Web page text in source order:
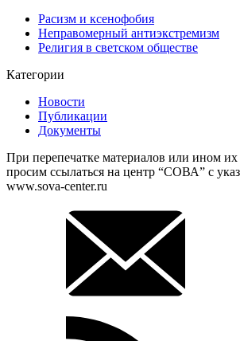
Расизм и ксенофобия
Неправомерный антиэкстремизм
Религия в светском обществе
Категории
Новости
Публикации
Документы
При перепечатке материалов или ином их
просим ссылаться на центр “СОВА” с
www.sova-center.ru